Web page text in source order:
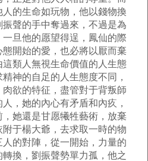
的生命如玩物，他以錢物換
聲的手中奪過來，不過是為
旦他的愿望得逞，鳳仙的際
開始的愛，也必將以厭而棄
類人無視生命價值的人生態
神的自足的人生態度不同，
欲的特征，盡管對于背叛師
，她的內心有矛盾和內疚，
她還是甘愿犧牲藝術，放棄
于楊大爺，去求取一時的物
的對陣，從一開始，力量的
換，劉振聲勢單力孤，他之